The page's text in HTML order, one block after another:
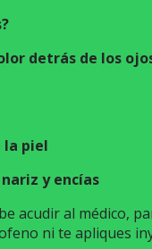
detrás de los
la piel
y encías
acudir al médico,
ni te apliques